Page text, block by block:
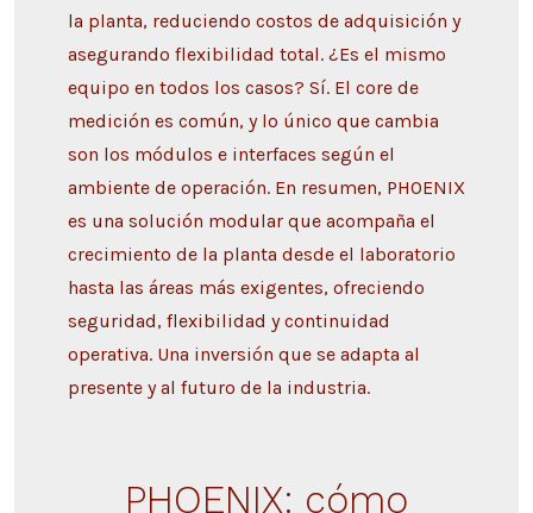
la planta, reduciendo costos de adquisición y
asegurando flexibilidad total. ¿Es el mismo
equipo en todos los casos? Sí. El core de
medición es común, y lo único que cambia
son los módulos e interfaces según el
ambiente de operación. En resumen, PHOENIX
es una solución modular que acompaña el
crecimiento de la planta desde el laboratorio
hasta las áreas más exigentes, ofreciendo
seguridad, flexibilidad y continuidad
operativa. Una inversión que se adapta al
presente y al futuro de la industria.
PHOENIX: cómo